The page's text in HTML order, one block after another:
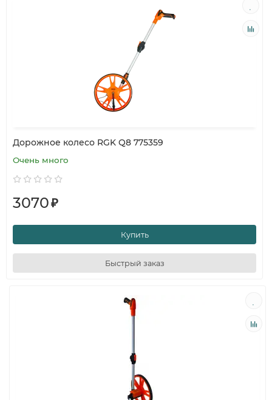
Дорожное колесо RGK Q8 775359
Очень много
3070₽
Купить
Быстрый заказ